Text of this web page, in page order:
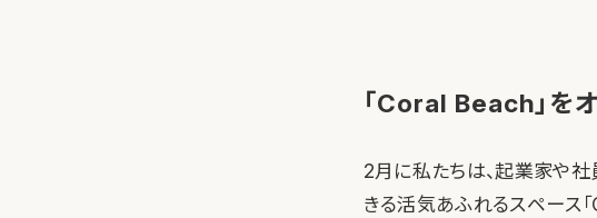
「Coral Beach」を
2月に私たちは、起業家や
きる活気あふれるスペース